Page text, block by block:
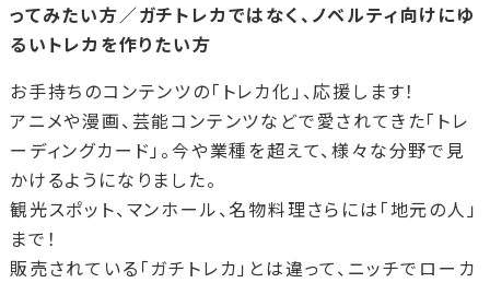
ってみたい方／ガチトレカではなく、ノベルティ向けにゆ
るいトレカを作りたい方
お手持ちのコンテンツの「トレカ化」、応援します！
アニメや漫画、芸能コンテンツなどで愛されてきた「トレ
ーディングカード」。今や業種を超えて、様々な分野で見
かけるようになりました。
観光スポット、マンホール、名物料理さらには「地元の人」
まで！
販売されている「ガチトレカ」とは違って、ニッチでローカ